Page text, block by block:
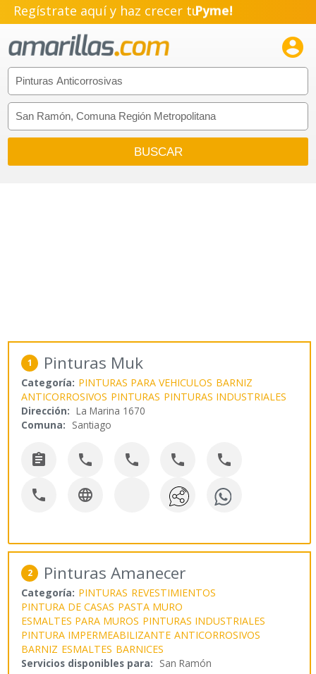
Regístrate aquí y haz crecer tuPyme!
Emprendimiento!

1 Pinturas Muk
Categoría: PINTURAS PARA VEHICULOS BARNIZ
ANTICORROSIVOS PINTURAS PINTURAS INDUSTRIALES
Dirección: La Marina 1670
Comuna: Santiago
    
 
2 Pinturas Amanecer
Categoría: PINTURAS REVESTIMIENTOS
PINTURA DE CASAS PASTA MURO
ESMALTES PARA MUROS PINTURAS INDUSTRIALES
PINTURA IMPERMEABILIZANTE ANTICORROSIVOS
BARNIZ ESMALTES BARNICES
Servicios disponibles para: San Ramón